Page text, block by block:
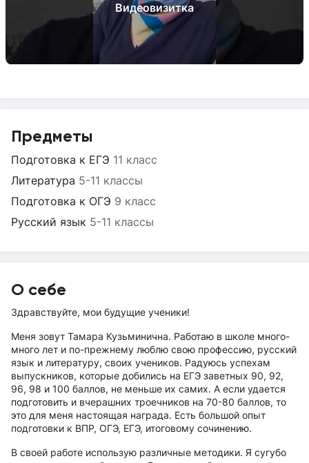
Видеовизитка
Предметы
Подготовка к ЕГЭ 11 класс
Литература 5-11 классы
Подготовка к ОГЭ 9 класс
Русский язык 5-11 классы
О себе
Здравствуйте, мои будущие ученики!
Меня зовут Тамара Кузьминична. Работаю в школе много-
много лет и по-прежнему люблю свою профессию, русский
язык и литературу, своих учеников. Радуюсь успехам
выпускников, которые добились на ЕГЭ заветных 90, 92,
96, 98 и 100 баллов, не меньше их самих. А если удается
подготовить и вчерашних троечников на 70-80 баллов, то
это для меня настоящая награда. Есть большой опыт
подготовки к ВПР, ОГЭ, ЕГЭ, итоговому сочинению.
В своей работе использую различные методики. Я сугубо